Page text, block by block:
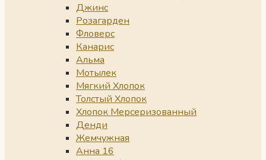
Джинс
Розагарден
Фловерс
Канарис
Альма
Мотылек
Мягкий Хлопок
Толстый Хлопок
Хлопок Мерсеризованный
Денди
Жемчужная
Анна 16